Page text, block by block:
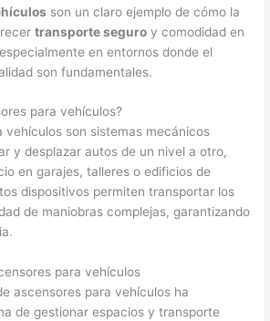
son un claro ejemplo de cómo la
transporte seguro y comodidad en
en entornos donde el
son fundamentales.
para vehículos?
vehículos son sistemas mecánicos
y desplazar autos de un nivel a otro,
en garajes, talleres o edificios de
dispositivos permiten transportar los
de maniobras complejas, garantizando
para vehículos
ascensores para vehículos ha
de gestionar espacios y transporte